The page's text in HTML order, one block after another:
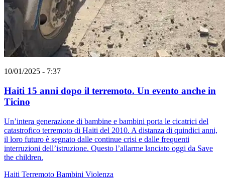
10/01/2025 - 7:37
Haiti 15 anni dopo il terremoto. Un evento anche in
Ticino
Un’intera generazione di bambine e bambini porta le cicatrici del
catastrofico terremoto di Haiti del 2010. A distanza di quindici anni,
il loro futuro è segnato dalle continue crisi e dalle frequenti
interruzioni dell’istruzione. Questo l’allarme lanciato oggi da Save
the children.
Haiti Terremoto Bambini Violenza